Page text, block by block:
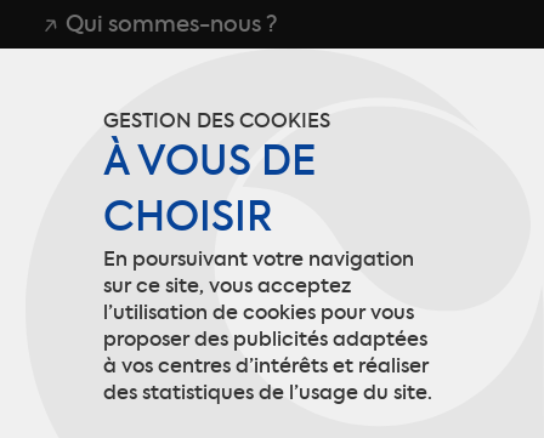
Qui sommes-nous ?
Politique de confidentialité
Mentions légales
Gestion des cookies
Contact
GESTION DES COOKIES
À VOUS DE
CHOISIR
En poursuivant votre navigation
sur ce site, vous acceptez
l’utilisation de cookies pour vous
proposer des publicités adaptées
à vos centres d’intérêts et réaliser
des statistiques de l’usage du site.